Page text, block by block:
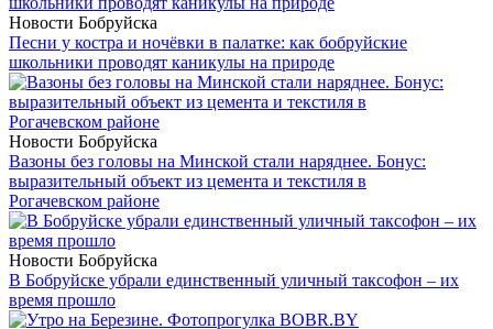
Новости Бобруйска
Песни у костра и ночёвки в палатке: как бобруйские
школьники проводят каникулы на природе
Новости Бобруйска
Вазоны без головы на Минской стали наряднее. Бонус:
выразительный объект из цемента и текстиля в
Рогачевском районе
Новости Бобруйска
В Бобруйске убрали единственный уличный таксофон – их
время прошло